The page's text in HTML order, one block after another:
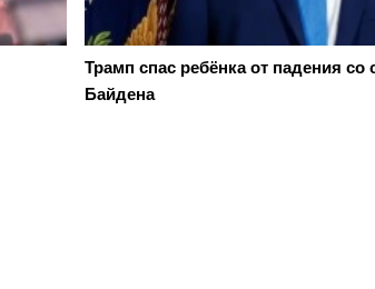
Трамп спас ребёнка от падения
Байдена